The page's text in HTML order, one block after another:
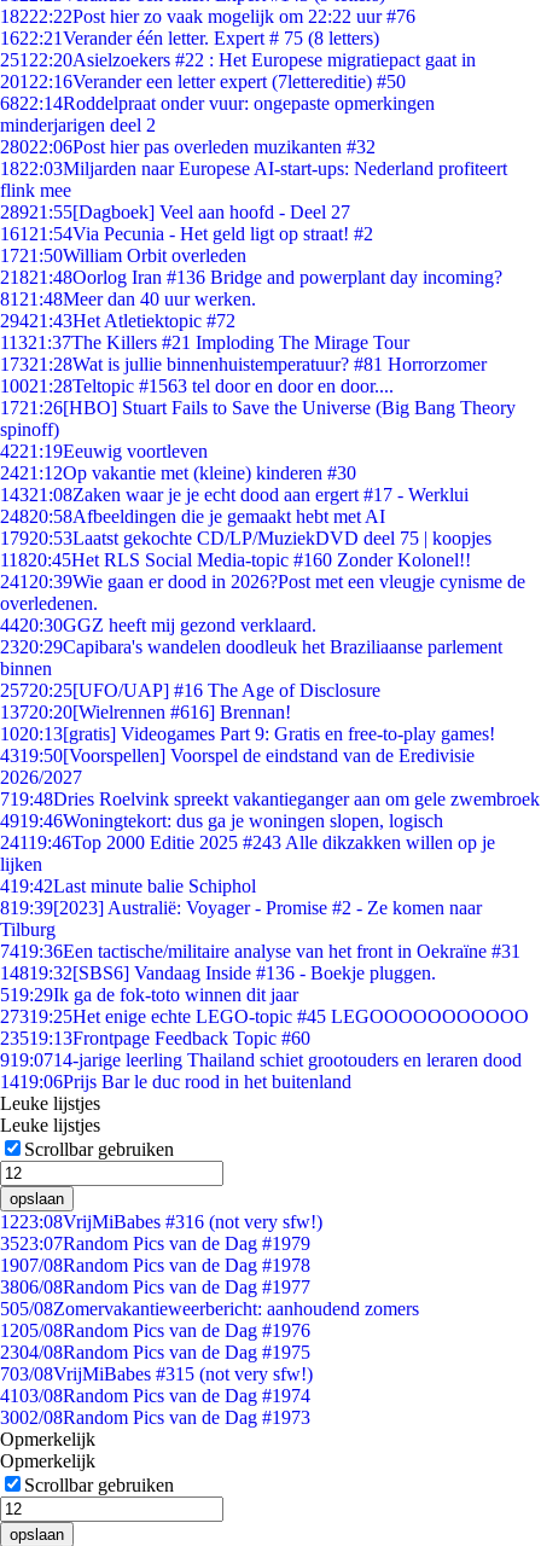
18222:22Post hier zo vaak mogelijk om 22:22 uur #76
1622:21Verander één letter. Expert # 75 (8 letters)
251 22:20Asielzoekers #22 : Het Europese migratiepact gaat in
201 22:16Verander een letter expert (7lettereditie) #50
6822:14Roddelpraat onder vuur: ongepaste opmerkingen
minderjarigen deel 2
28022:06Post hier pas overleden muzikanten #32
1822:03Miljarden naar Europese AI-start-ups: Nederland profiteert
flink mee
28921:55[Dagboek] Veel aan hoofd - Deel 27
161 21:54Via Pecunia - Het geld ligt op straat! #2
1721:50William Orbit overleden
21821:48Oorlog Iran #136 Bridge and powerplant day incoming?
81 21:48Meer dan 40 uur werken.
29421:43Het Atletiektopic #72
11321:37The Killers #21 Imploding The Mirage Tour
17321:28Wat is jullie binnenhuistemperatuur? #81 Horrorzomer
10021:28Teltopic #1563 tel door en door en door....
1721:26[HBO] Stuart Fails to Save the Universe (Big Bang Theory
spinoff)
4221:19Eeuwig voortleven
2421:12Op vakantie met (kleine) kinderen #30
14321:08Zaken waar je je echt dood aan ergert #17 - Werklui
24820:58Afbeeldingen die je gemaakt hebt met AI
17920:53Laatst gekochte CD/LP/MuziekDVD deel 75 | koopjes
11820:45Het RLS Social Media-topic #160 Zonder Kolonel!!
241 20:39Wie gaan er dood in 2026?Post met een vleugje cynisme de
overledenen.
4420:30GGZ heeft mij gezond verklaard.
2320:29Capibara's wandelen doodleuk het Braziliaanse parlement
binnen
25720:25[UFO/UAP] #16 The Age of Disclosure
13720:20[Wielrennen #616] Brennan!
1020:13[gratis] Videogames Part 9: Gratis en free-to-play games!
4319:50[Voorspellen] Voorspel de eindstand van de Eredivisie
2026/2027
719:48Dries Roelvink spreekt vakantieganger aan om gele zwembroek
4919:46Woningtekort: dus ga je woningen slopen, logisch
24119:46Top 2000 Editie 2025 #243 Alle dikzakken willen op je
lijken
419:42Last minute balie Schiphol
819:39[2023] Australië: Voyager - Promise #2 - Ze komen naar
Tilburg
7419:36Een tactische/militaire analyse van het front in Oekraïne #31
14819:32[SBS6] Vandaag Inside #136 - Boekje pluggen.
519:29Ik ga de fok-toto winnen dit jaar
27319:25Het enige echte LEGO-topic #45 LEGOOOOOOOOOOO
23519:13Frontpage Feedback Topic #60
919:0714-jarige leerling Thailand schiet grootouders en leraren dood
1419:06Prijs Bar le duc rood in het buitenland
Leuke lijstjes
Leuke lijstjes
Scrollbar gebruiken
opslaan
1223:08VrijMiBabes #316 (not very sfw!)
3523:07Random Pics van de Dag #1979
1907/08Random Pics van de Dag #1978
3806/08Random Pics van de Dag #1977
505/08Zomervakantieweerbericht: aanhoudend zomers
1205/08Random Pics van de Dag #1976
2304/08Random Pics van de Dag #1975
703/08VrijMiBabes #315 (not very sfw!)
4103/08Random Pics van de Dag #1974
3002/08Random Pics van de Dag #1973
Opmerkelijk
Opmerkelijk
Scrollbar gebruiken
opslaan